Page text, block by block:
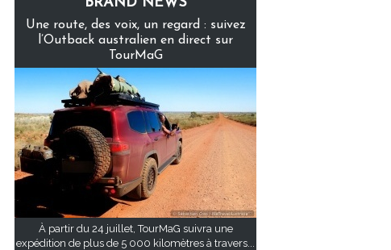
Une route, des voix, un regard : suivez
l’Outback australien en direct sur
TourMaG
À partir du 24 juillet, TourMaG suivra une
expédition de plus de 5 000 kilomètres à travers...